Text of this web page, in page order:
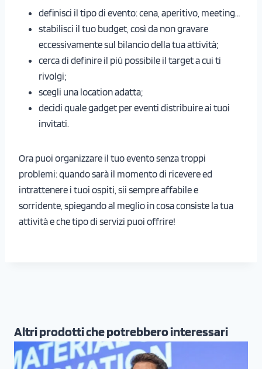
definisci il tipo di evento: cena, aperitivo, meeting…
stabilisci il tuo budget, così da non gravare
eccessivamente sul bilancio della tua attività;
cerca di definire il più possibile il target a cui ti
rivolgi;
scegli una location adatta;
decidi quale gadget per eventi distribuire ai tuoi
invitati.
Ora puoi organizzare il tuo evento senza troppi
problemi: quando sarà il momento di ricevere ed
intrattenere i tuoi ospiti, sii sempre affabile e
sorridente, spiegando al meglio in cosa consiste la tua
attività e che tipo di servizi puoi offrire!
Altri prodotti che potrebbero interessari